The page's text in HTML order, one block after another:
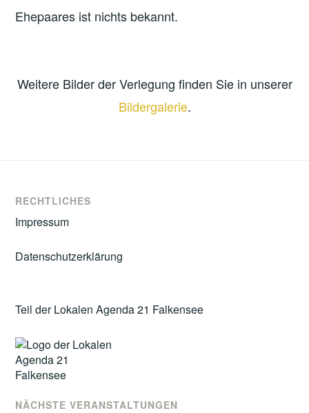
Ehepaares ist nichts bekannt.
Weitere Bilder der Verlegung finden Sie in unserer
Bildergalerie.
RECHTLICHES
Impressum
Datenschutzerklärung
Teil der Lokalen Agenda 21 Falkensee
NÄCHSTE VERANSTALTUNGEN